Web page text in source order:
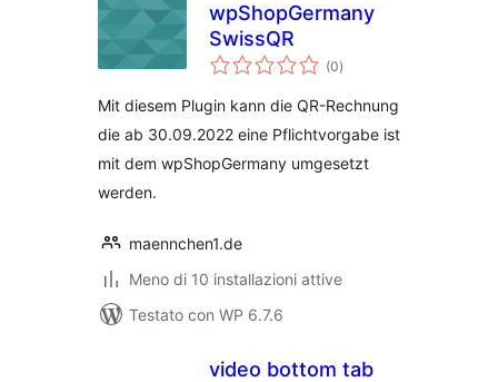
wpShopGermany
SwissQR
(0valutazioni
totali
)
Mit diesem Plugin kann die QR-Rechnung
die ab 30.09.2022 eine Pflichtvorgabe ist
mit dem wpShopGermany umgesetzt
werden.
maennchen1.de
Meno di 10 installazioni attive
Testato con WP 6.7.6
video bottom tab